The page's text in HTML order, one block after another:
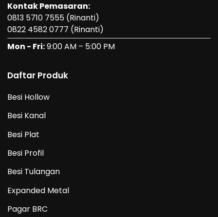
Kontak Pemasaran:
0813 5710 7555 (Rinanti)
0822 4582 0777 (Rinanti)
Mon - Fri:9:00 AM – 5:00 PM
Daftar Produk
Besi Hollow
Besi Kanal
Besi Plat
Besi Profil
Besi Tulangan
Expanded Metal
Pagar BRC